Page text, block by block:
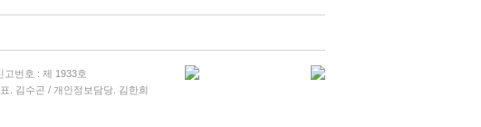
고번호 : 제 1933호
. 김수곤 / 개인정보담당. 김한희